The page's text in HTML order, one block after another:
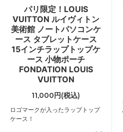
パリ限定！LOUIS
VUITTON ルイヴィトン
美術館 ノートパソコンケ
ース タブレットケース
15インチラップトップケ
ース 小物ポーチ
FONDATION LOUIS
VUITTON
11,000円(税込)
ロゴマークが入ったラップトップ
ケース！